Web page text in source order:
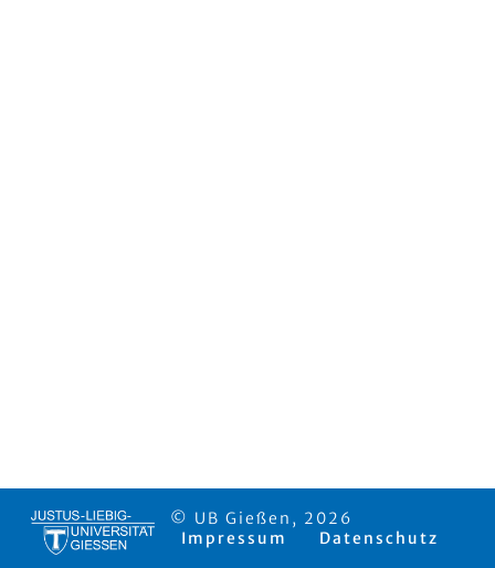
© UB Gießen, 2026
Impressum
Datenschutz